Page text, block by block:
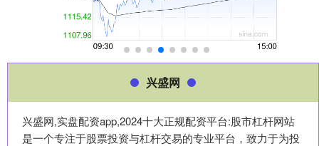
兴盛网
兴盛网,实盘配资app,2024十大正规配资平台:股市杠杆网站
是一个专注于股票投资与杠杆交易的专业平台，致力于为投